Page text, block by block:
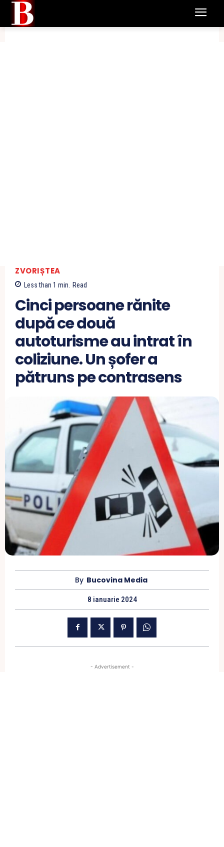
ZVORIȘTEA
Less than 1 min. Read
Cinci persoane rănite
după ce două
autoturisme au intrat în
coliziune. Un șofer a
pătruns pe contrasens
By Bucovina Media
8 ianuarie 2024
- Advertisement -